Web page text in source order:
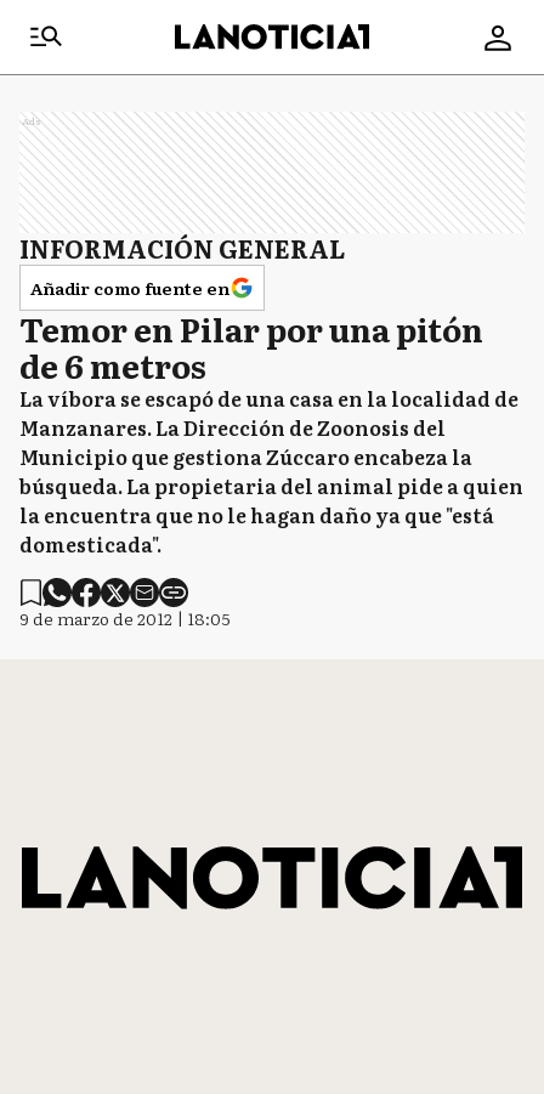
Ads
INFORMACIÓN GENERAL
Añadir como fuente en
Temor en Pilar por una pitón
de 6 metros
La víbora se escapó de una casa en la localidad de
Manzanares. La Dirección de Zoonosis del
Municipio que gestiona Zúccaro encabeza la
búsqueda. La propietaria del animal pide a quien
la encuentra que no le hagan daño ya que "está
domesticada".
9 de marzo de 2012 | 18:05